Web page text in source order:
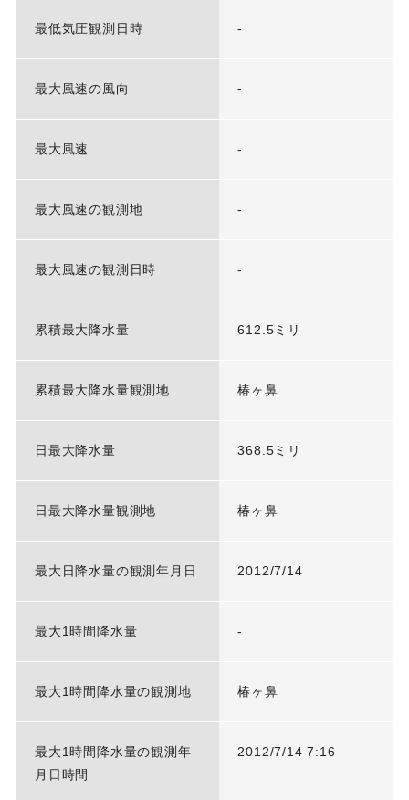
最低気圧観測日時 -
最大風速の風向 -
最大風速 -
最大風速の観測地 -
最大風速の観測日時 -
累積最大降水量 612.5ミリ
累積最大降水量観測地 椿ヶ鼻
日最大降水量 368.5ミリ
日最大降水量観測地 椿ヶ鼻
最大日降水量の観測年月日 2012/7/14
最大1時間降水量 -
最大1時間降水量の観測地 椿ヶ鼻
最大1時間降水量の観測年
月日時間
2012/7/14 7:16